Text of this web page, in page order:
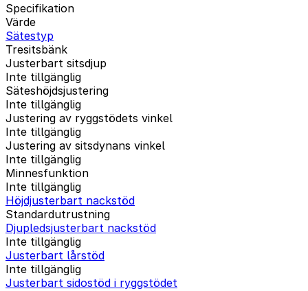
Specifikation
Värde
Sätestyp
Tresitsbänk
Justerbart sitsdjup
Inte tillgänglig
Säteshöjdsjustering
Inte tillgänglig
Justering av ryggstödets vinkel
Inte tillgänglig
Justering av sitsdynans vinkel
Inte tillgänglig
Minnesfunktion
Inte tillgänglig
Höjdjusterbart nackstöd
Standardutrustning
Djupledsjusterbart nackstöd
Inte tillgänglig
Justerbart lårstöd
Inte tillgänglig
Justerbart sidostöd i ryggstödet